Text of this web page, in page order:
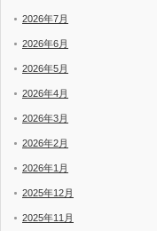
2026年7月
2026年6月
2026年5月
2026年4月
2026年3月
2026年2月
2026年1月
2025年12月
2025年11月